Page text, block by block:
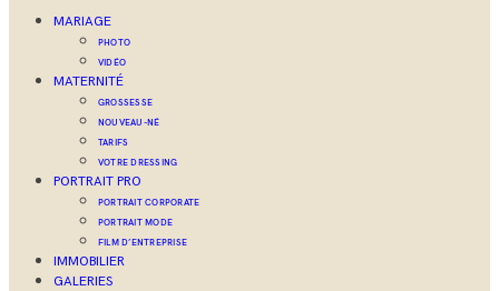
MARIAGE
PHOTO
VIDÉO
MATERNITÉ
GROSSESSE
NOUVEAU-NÉ
TARIFS
VOTRE DRESSING
PORTRAIT PRO
PORTRAIT CORPORATE
PORTRAIT MODE
FILM D’ENTREPRISE
IMMOBILIER
GALERIES